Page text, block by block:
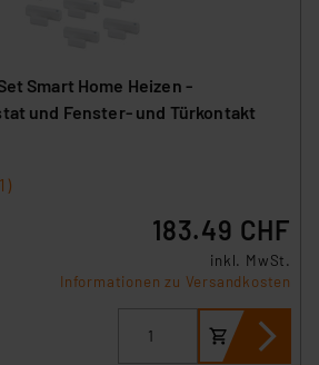
Smart Home Heizen -
und Fenster- und Türkontakt
183.49 CHF
inkl. MwSt.
Informationen zu Versandkosten